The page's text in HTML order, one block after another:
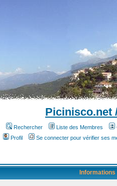
Picinisco.net
Rechercher Liste des Membres
Profil
Se connecter pour vérifier ses
Informations